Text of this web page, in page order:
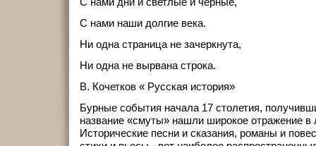
С нами наши долгие века.
Ни одна страница не зачеркнута,
Ни одна не вырвана строка.
В. Кочетков « Русская история»
Бурные события начала 17 столетия,
название «смуты» нашли широкое отражение в
Исторические песни и сказания, романы и